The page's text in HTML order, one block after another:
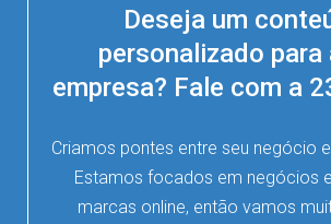
Deseja um
personalizado para
empresa? Fale com a
Criamos pontes entre seu negócio
Estamos focados em negócios
marcas online, então vamos